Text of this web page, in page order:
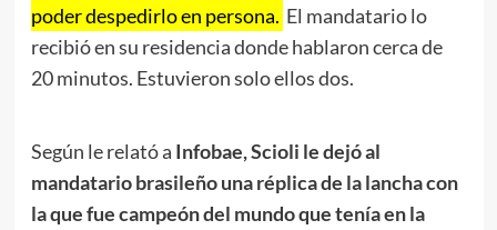
poder despedirlo en persona. El mandatario lo
recibió en su residencia donde hablaron cerca de
20 minutos. Estuvieron solo ellos dos.
Según le relató a Infobae,Scioli le dejó al
mandatario brasileño una réplica de la lancha con
la que fue campeón del mundo que tenía en la